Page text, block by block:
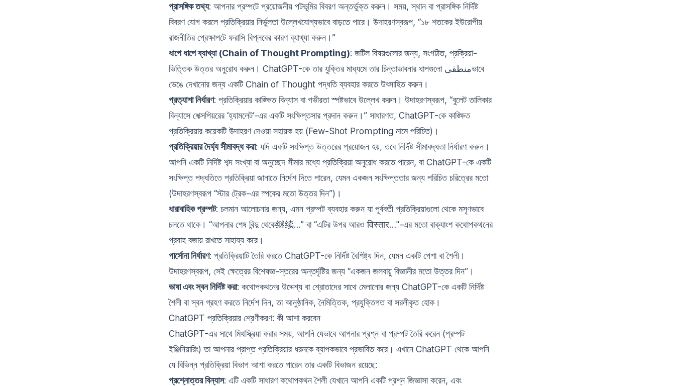
প্রাসঙ্গিক তথ্য: আপনার প্রম্পটে প্রয়োজনীয় পটভূমির বিবরণ অন্তর্ভুক্ত করুন। সময়, স্থান বা প্রাসঙ্গিক নির্দিষ্ট
বিবরণ যোগ করলে প্রতিক্রিয়ার নির্ভুলতা উল্লেখযোগ্যভাবে বাড়তে পারে। উদাহরণস্বরূপ, “১৮ শতকের ইউরোপীয়
রাজনীতির প্রেক্ষাপটে ফরাসি বিপ্লবের কারণ ব্যাখ্যা করুন।”
ধাপে ধাপে ব্যাখ্যা (Chain of Thought Prompting): জটিল বিষয়গুলোর জন্য, সংগঠিত, প্রক্রিয়া-
ভিত্তিক উত্তর অনুরোধ করুন। ChatGPT-কে তার যুক্তির মাধ্যমে তার চিন্তাভাবনার ধাপগুলো منطقیভাবে
ভেঙে দেখানোর জন্য একটি Chain of Thought পদ্ধতি ব্যবহার করতে উৎসাহিত করুন।
প্রত্যাশা নির্ধারণ: প্রতিক্রিয়ার কাঙ্ক্ষিত বিন্যাস বা গভীরতা স্পষ্টভাবে উল্লেখ করুন। উদাহরণস্বরূপ, “বুলেট তালিকার
বিন্যাসে শেক্সপিয়রের ‘হ্যামলেট’-এর একটি সংক্ষিপ্তসার প্রদান করুন।” সাধারণত, ChatGPT-কে কাঙ্ক্ষিত
প্রতিক্রিয়ার কয়েকটি উদাহরণ দেওয়া সহায়ক হয় (Few-Shot Prompting নামে পরিচিত)।
প্রতিক্রিয়ার দৈর্ঘ্য সীমাবদ্ধ করা: যদি একটি সংক্ষিপ্ত উত্তরের প্রয়োজন হয়, তবে নির্দিষ্ট সীমাবদ্ধতা নির্ধারণ করুন।
আপনি একটি নির্দিষ্ট শব্দ সংখ্যা বা অনুচ্ছেদ সীমার মধ্যে প্রতিক্রিয়া অনুরোধ করতে পারেন, বা ChatGPT-কে একটি
সংক্ষিপ্ত পদ্ধতিতে প্রতিক্রিয়া জানাতে নির্দেশ দিতে পারেন, যেমন একজন সংক্ষিপ্ততার জন্য পরিচিত চরিত্রের মতো
(উদাহরণস্বরূপ “স্টার ট্রেক-এর স্পকের মতো উত্তর দিন”)।
ধারাবাহিক প্রম্পট: চলমান আলোচনার জন্য, এমন প্রম্পট ব্যবহার করুন যা পূর্ববর্তী প্রতিক্রিয়াগুলো থেকে মসৃণভাবে
চলতে থাকে। “আপনার শেষ বিন্দু থেকে继续…” বা “এটির উপর আরও विस्तार…"-এর মতো বাক্যাংশ কথোপকথনের
প্রবাহ বজায় রাখতে সাহায্য করে।
পার্সোনা নির্ধারণ: প্রতিক্রিয়াটি তৈরি করতে ChatGPT-কে নির্দিষ্ট বৈশিষ্ট্য দিন, যেমন একটি পেশা বা শৈলী।
উদাহরণস্বরূপ, সেই ক্ষেত্রের বিশেষজ্ঞ-স্তরের অন্তর্দৃষ্টির জন্য “একজন জলবায়ু বিজ্ঞানীর মতো উত্তর দিন”।
ভাষা এবং স্বন নির্দিষ্ট করা: কথোপকথনের উদ্দেশ্য বা শ্রোতাদের সাথে মেলানোর জন্য ChatGPT-কে একটি নির্দিষ্ট
শৈলী বা স্বন গ্রহণ করতে নির্দেশ দিন, তা আনুষ্ঠানিক, নৈমিত্তিক, প্রযুক্তিগত বা সরলীকৃত হোক।
ChatGPT প্রতিক্রিয়ার শ্রেণীকরণ: কী আশা করবেন
ChatGPT-এর সাথে মিথস্ক্রিয়া করার সময়, আপনি যেভাবে আপনার প্রশ্ন বা প্রম্পট তৈরি করেন (প্রম্পট
ইঞ্জিনিয়ারিং) তা আপনার প্রাপ্ত প্রতিক্রিয়ার ধরনকে ব্যাপকভাবে প্রভাবিত করে। এখানে ChatGPT থেকে আপনি
যে বিভিন্ন প্রতিক্রিয়া বিভাগ আশা করতে পারেন তার একটি বিভাজন রয়েছে:
প্রশ্নোত্তর বিন্যাস: এটি একটি সাধারণ কথোপকথন শৈলী যেখানে আপনি একটি প্রশ্ন জিজ্ঞাসা করেন, এবং